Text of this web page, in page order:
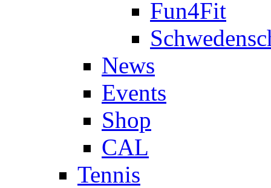
Fun4Fit
News
Events
Shop
CAL
Tennis